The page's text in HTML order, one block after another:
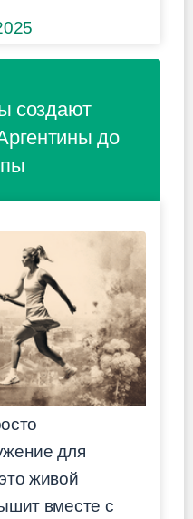
создают
до
для
живой
вместе с